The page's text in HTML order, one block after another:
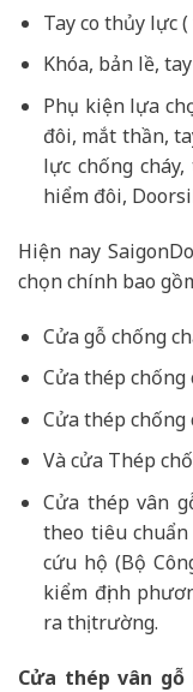
Tay co thủy lực
Khóa, bản lề,
Phụ kiện lựa
đôi, mắt thần,
lực chống
hiểm đôi,
Hiện nay
chọn chính bao
Cửa gỗ chống
Cửa thép chống
Cửa thép chống
Và cửa Thép
Cửa thép vân
theo tiêu chuẩn
cứu hộ (Bộ
kiểm định
ra thị trường.
Cửa thép vân gỗ